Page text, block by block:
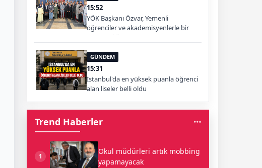
15:52
YÖK Başkanı Özvar, Yemenli
öğrenciler ve akademisyenlerle bir
araya geldi
GÜNDEM
15:31
İstanbul'da en yüksek puanla öğrenci
alan liseler belli oldu
Trend Haberler
1
Okul müdürleri artık mobbing
yapamayacak